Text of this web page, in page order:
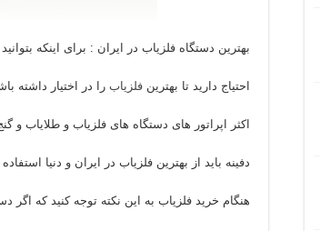
بهترین دستگاه فلزیاب در ایران : برای اینکه
احتیاج دارید تا بهترین فلزیاب را در اختیار داشته
اکثر اپراتور های دستگاه های فلزیاب و طلایاب و
دفینه باید از بهترین فلزیاب در ایران و دنیا
هنگام خرید فلزیاب به این نکته توجه کنید که